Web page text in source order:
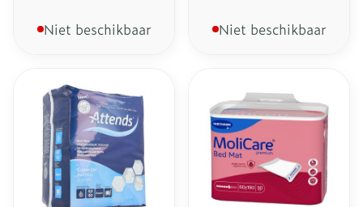
Niet beschikbaar Niet beschikbaar